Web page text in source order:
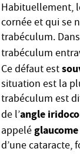
Habituellement,
cornée et qui se
trabéculum.
trabéculum
Ce défaut est
situation est la
trabéculum est
de l’angle
appelé
d’une